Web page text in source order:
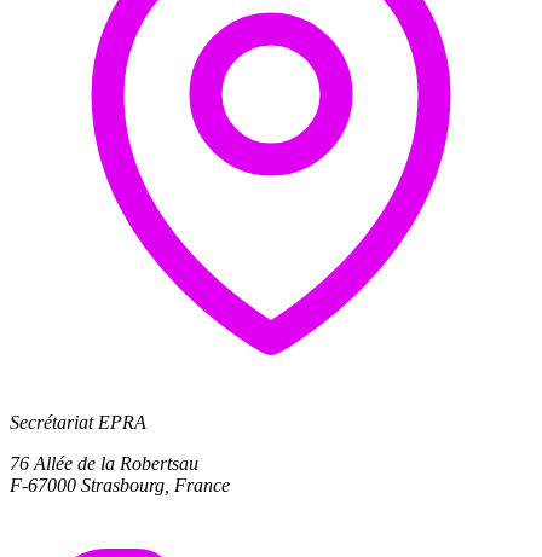
Secrétariat EPRA
76 Allée de la Robertsau
F-67000 Strasbourg, France